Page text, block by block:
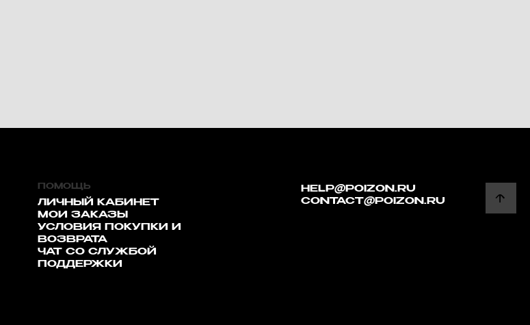
HELP@POIZON.RU
CONTACT@POIZON.RU
ПОМОЩЬ
ЛИЧНЫЙ КАБИНЕТ
МОИ ЗАКАЗЫ
УСЛОВИЯ ПОКУПКИ И
ВОЗВРАТА
ЧАТ СО СЛУЖБОЙ
ПОДДЕРЖКИ